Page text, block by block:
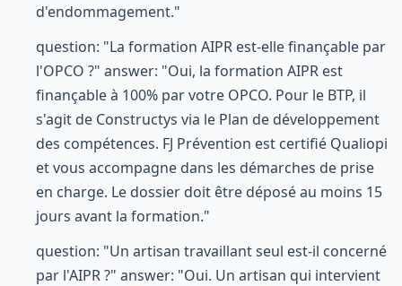
d'endommagement."
question: "La formation AIPR est-elle finançable par
l'OPCO ?" answer: "Oui, la formation AIPR est
finançable à 100% par votre OPCO. Pour le BTP, il
s'agit de Constructys via le Plan de développement
des compétences. FJ Prévention est certifié Qualiopi
et vous accompagne dans les démarches de prise
en charge. Le dossier doit être déposé au moins 15
jours avant la formation."
question: "Un artisan travaillant seul est-il concerné
par l'AIPR ?" answer: "Oui. Un artisan qui intervient